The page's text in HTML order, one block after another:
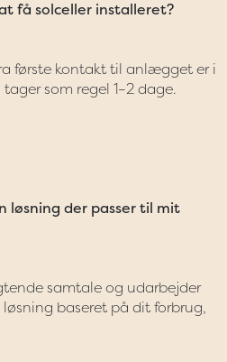
få solceller installeret?
første kontakt til anlægget er i
som regel 1–2 dage.
løsning der passer til mit
samtale og udarbejder
baseret på dit forbrug,